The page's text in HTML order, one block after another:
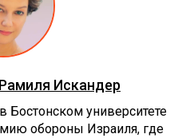
Рамиля Искандер
Бостонском университете
обороны Израиля, где